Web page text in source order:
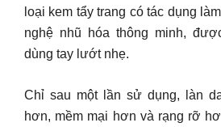
loại kem tẩy trang có tác dụng
nghệ nhũ hóa thông minh,
dùng tay lướt nhẹ.
Chỉ sau một lần sử dụng, làn
hơn, mềm mại hơn và rạng rỡ